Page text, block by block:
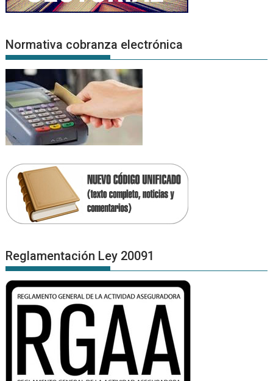
Normativa cobranza electrónica
Reglamentación Ley 20091